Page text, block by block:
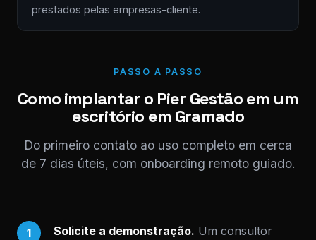
prestados pelas empresas-cliente.
PASSO A PASSO
Como implantar o Pier Gestão em um
escritório em Gramado
Do primeiro contato ao uso completo em cerca
de 7 dias úteis, com onboarding remoto guiado.
1 Solicite a demonstração. Um consultor